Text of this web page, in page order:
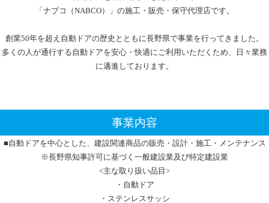
「ナブコ（NABCO）」の施工・販売・保守代理店です。
創業50年を超え自動ドアの歴史とともに長野県で事業を行ってきました。
多くの人が通行する自動ドアを安心・快適にご利用いただくため、日々業務
に邁進しております。
事業内容
■自動ドアを中心とした、建設関連商品の販売・設計・施工・メンテナンス
※長野県知事許可に基づく一般建設業及び特定建設業
<主な取り扱い品目>
・自動ドア
・ステンレスサッシ